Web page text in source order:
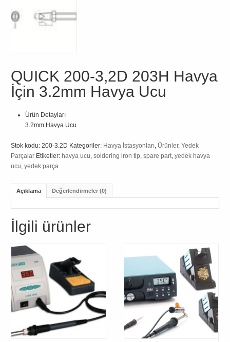
QUICK 200-3,2D 203H Havya
İçin 3.2mm Havya Ucu
Ürün Detayları
3.2mm Havya Ucu
Stok kodu:200-3.2D Kategoriler: Havya İstasyonları, Ürünler,Yedek
Parçalar Etiketler: havya ucu,soldering iron tip,spare part,yedek havya
ucu,yedek parça
Açıklama Değerlendirmeler (0)
İlgili ürünler